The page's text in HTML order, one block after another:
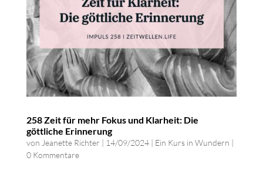
258 Zeit für mehr Fokus und Klarheit: Die
göttliche Erinnerung
von Jeanette Richter | 14/09/2024| Ein Kurs in Wundern |
0 Kommentare